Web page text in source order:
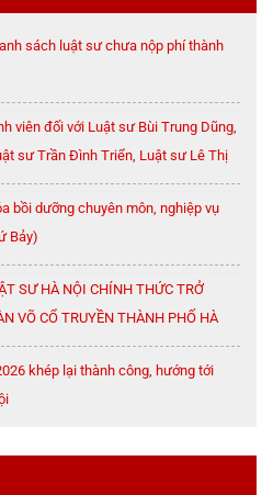
sách luật sư chưa nộp phí thành
viên đối với Luật sư Bùi Trung Dũng,
sư Trần Đình Triển, Luật sư Lê Thị
bồi dưỡng chuyên môn, nghiệp vụ
Bảy)
SƯ HÀ NỘI CHÍNH THỨC TRỞ
VÕ CỔ TRUYỀN THÀNH PHỐ HÀ
khép lại thành công, hướng tới